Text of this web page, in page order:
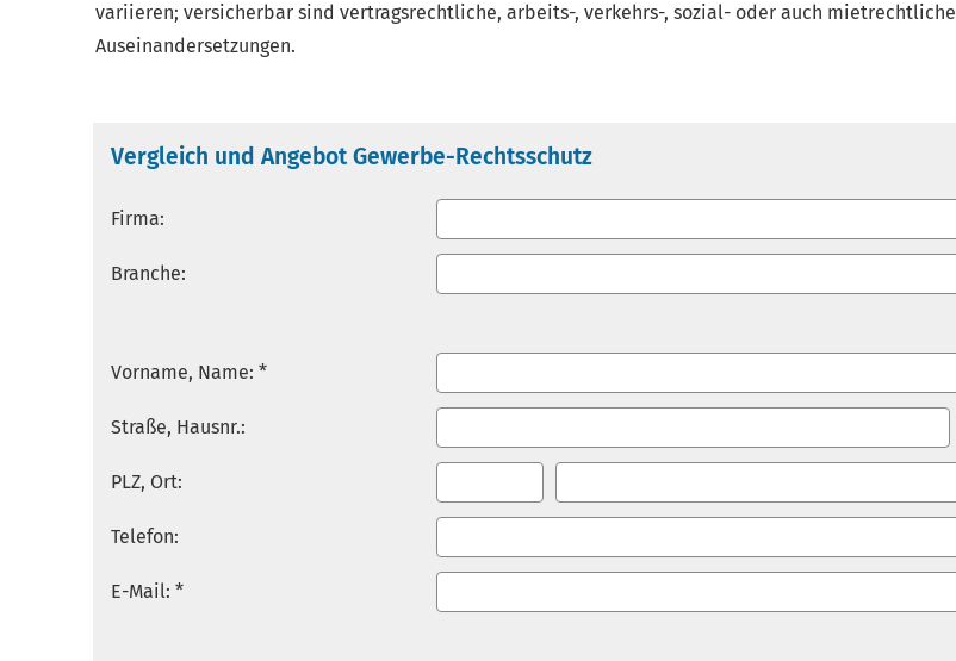
variieren; versicherbar sind vertragsrechtliche, arbeits-, verkehrs-, sozial- oder auch mietrechtliche
Auseinandersetzungen.
Vergleich und Angebot Gewerbe-Rechtsschutz
Firma:
Branche:
Vorname, Name: *
Straße, Hausnr.:
PLZ, Ort:
Telefon:
E-Mail: *